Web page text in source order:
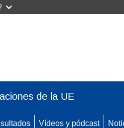
de la UE
Vídeos y pódcast